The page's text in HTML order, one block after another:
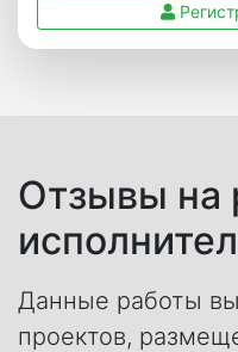
Отзывы на
Данные работы
проектов,